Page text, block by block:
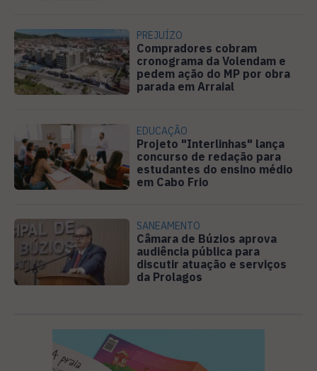
PREJUÍZO
Compradores cobram
cronograma da Volendam e
pedem ação do MP por obra
parada em Arraial
EDUCAÇÃO
Projeto "Interlinhas" lança
concurso de redação para
estudantes do ensino médio
em Cabo Frio
SANEAMENTO
Câmara de Búzios aprova
audiência pública para
discutir atuação e serviços
da Prolagos